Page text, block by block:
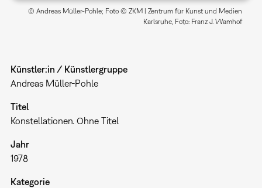
© Andreas Müller-Pohle; Foto © ZKM | Zentrum für Kunst und Medien
Karlsruhe, Foto: Franz J. Wamhof
Künstler:in / Künstlergruppe
Andreas Müller-Pohle
Titel
Konstellationen. Ohne Titel
Jahr
1978
Kategorie